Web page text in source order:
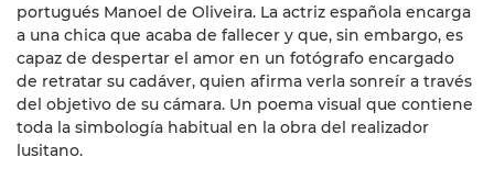
portugués Manoel de Oliveira. La actriz española encarga
a una chica que acaba de fallecer y que, sin embargo, es
capaz de despertar el amor en un fotógrafo encargado
de retratar su cadáver, quien afirma verla sonreír a través
del objetivo de su cámara. Un poema visual que contiene
toda la simbología habitual en la obra del realizador
lusitano.